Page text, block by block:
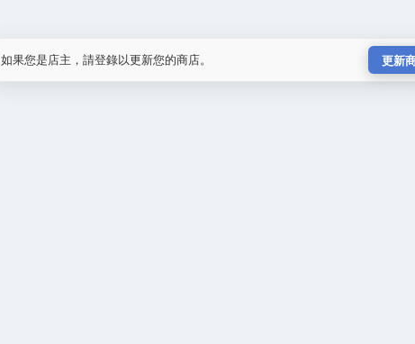
如果您是店主，請登錄以更新您的商店。 更新